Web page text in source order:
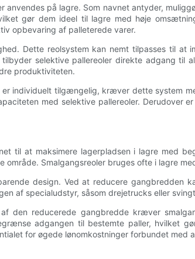
anvendes på lagre. Som navnet antyder,
gør dem ideel til lagre med høje
opbevaring af palleterede varer.
Dette reolsystem kan nemt tilpasses til at
selektive pallereoler direkte adgang til
produktiviteten.
individuelt tilgængelig, kræver dette system
med selektive pallereoler. Derudover
til at maksimere lagerpladsen i lagre med
område. Smalgangsreoler bruges ofte i lagre
design. Ved at reducere gangbredden
af ​​specialudstyr, såsom drejetrucks eller
den reducerede gangbredde kræver
adgangen til bestemte paller, hvilket
for øgede lønomkostninger forbundet med